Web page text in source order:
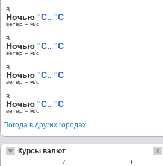
в
Ночью °C.. °C
ветер – м/c
в
Ночью °C.. °C
ветер – м/c
в
Ночью °C.. °C
ветер – м/c
в
Ночью °C.. °C
ветер – м/c
Погода в других городах
Курсы валют
/ /